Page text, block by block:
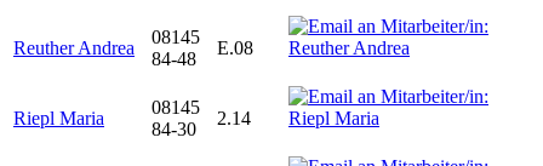
Reuther Andrea
08145
84-48
E.08
Riepl Maria
08145
84-30
2.14